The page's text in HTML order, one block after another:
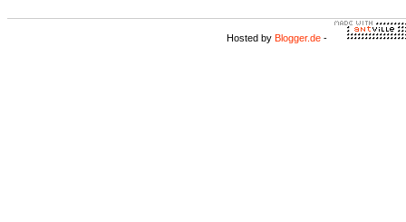
Hosted by Blogger.de -